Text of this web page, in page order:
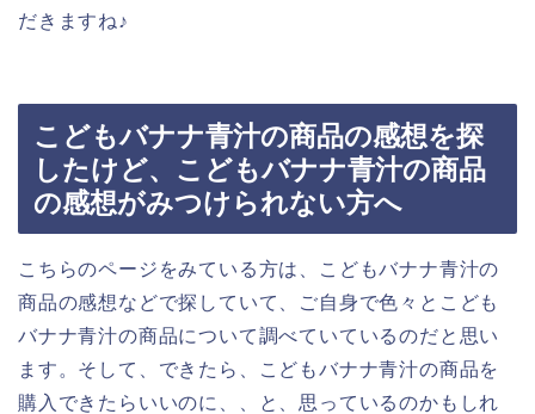
だきますね♪
こどもバナナ青汁の商品の感想を探
したけど、こどもバナナ青汁の商品
の感想がみつけられない方へ
こちらのページをみている方は、こどもバナナ青汁の
商品の感想などで探していて、ご自身で色々とこども
バナナ青汁の商品について調べていているのだと思い
ます。そして、できたら、こどもバナナ青汁の商品を
購入できたらいいのに、、と、思っているのかもしれ